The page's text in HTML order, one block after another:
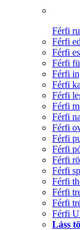
Férfi
Férfi
Férfi
Férfi
Férfi
Férfi
Férfi
Férfi
Férfi
Férfi
Férfi
Férfi
Férfi
Férfi
Férfi
Férfi
Férfi
Férfi
Láss